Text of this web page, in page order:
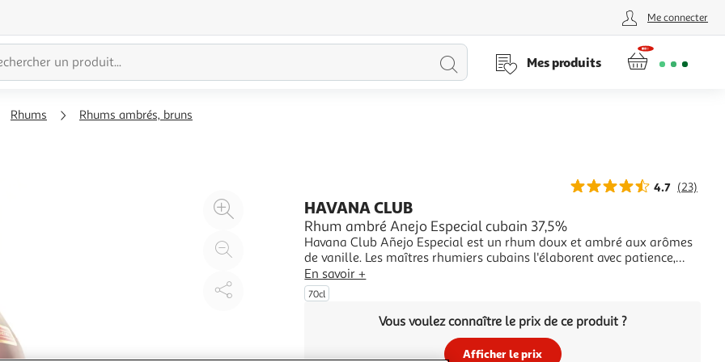
Me connecter
Lancer
Mes produits
Rhums Rhums ambrés, bruns
Agrandir
l'illustration
l'illustration
Partager
4.7 (23)
HAVANA CLUB
Rhum ambré Anejo Especial cubain 37,5%
Havana Club Añejo Especial est un rhum doux et ambré aux arômes
de vanille. Les maîtres rhumiers cubains l'élaborent avec patience,
grâce à un procédé de double vieillissement. Havana Club Añejo
Especial s'associe idéalement au cola et au citron vert pour réaliser le
Cuba Libre parfait.
En savoir +
70cl
Vous voulez connaître le prix de ce produit ?
Afficher le prix